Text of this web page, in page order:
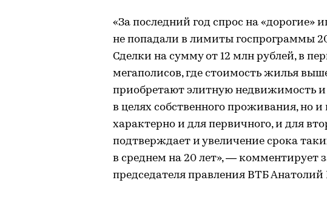
«За последний год спрос на «дорогие»
не попадали в лимиты госпрограммы
Сделки на сумму от 12 млн рублей, в
мегаполисов, где стоимость жилья
приобретают элитную недвижимость и
в целях собственного проживания, но
характерно и для первичного, и для
подтверждает и увеличение срока
в среднем на 20 лет», — комментирует
председателя правления ВТБ